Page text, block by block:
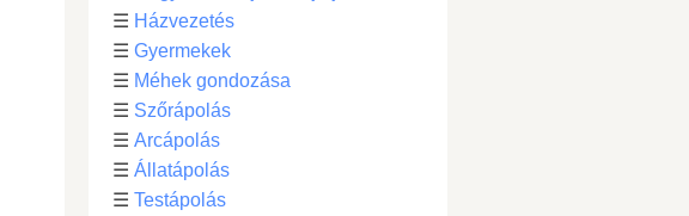
☰ Házvezetés
☰ Gyermekek
☰ Méhek gondozása
☰ Szőrápolás
☰ Arcápolás
☰ Állatápolás
☰ Testápolás